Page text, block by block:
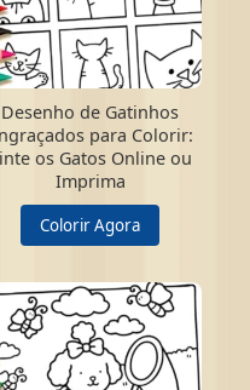
Desenho de Gatinhos
para Colorir:
os Gatos Online ou
Imprima
Colorir Agora